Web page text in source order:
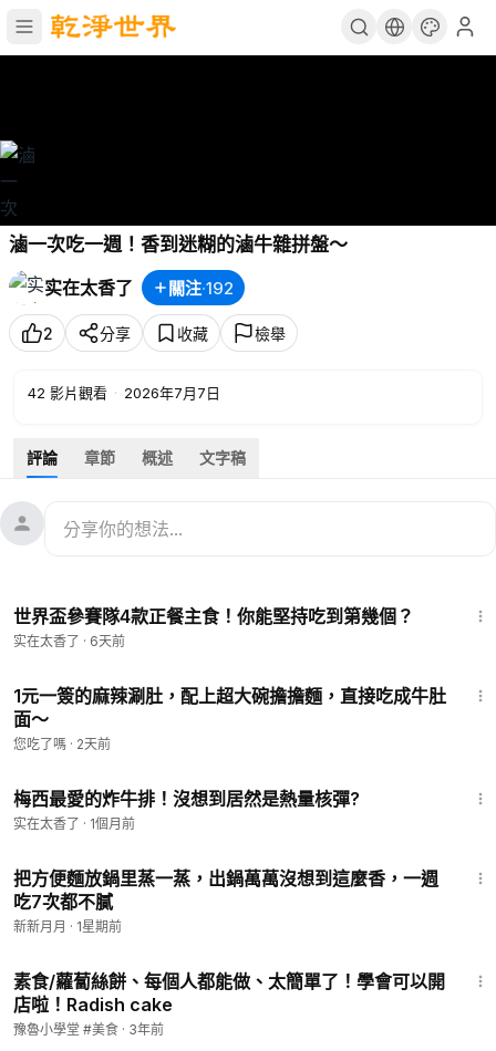
滷一次吃一週！香到迷糊的滷牛雜拼盤～
实在太香了
關注·192
2 分享 收藏 檢舉
42 影片觀看 · 2026年7月7日
評論 章節 概述 文字稿
世界盃參賽隊4款正餐主食！你能堅持吃到第幾個？
实在太香了 · 6天前
1元一簽的麻辣涮肚，配上超大碗擔擔麵，直接吃成牛肚
面～
您吃了嗎 · 2天前
梅西最愛的炸牛排！沒想到居然是熱量核彈?
实在太香了 · 1個月前
把方便麵放鍋里蒸一蒸，出鍋萬萬沒想到這麼香，一週
吃7次都不膩
新新月月 · 1星期前
素食/蘿蔔絲餅、每個人都能做、太簡單了！學會可以開
店啦！Radish cake
豫魯小學堂 #美食 · 3年前